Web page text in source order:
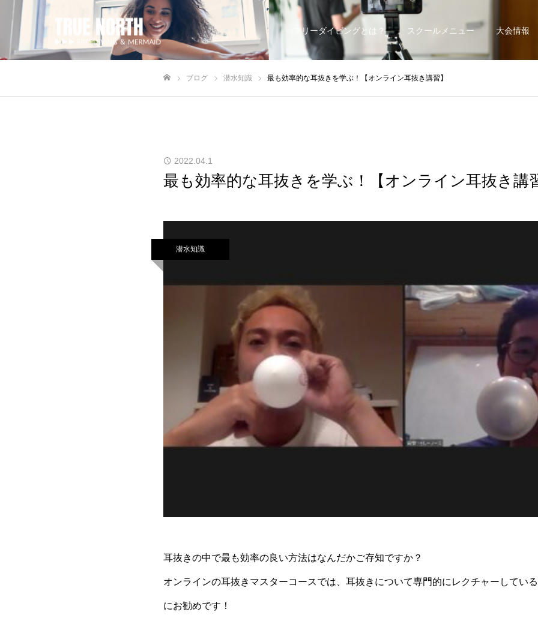
フリーダイビングとは？ スクールメニュー 大会情報
ブログ 潜水知識 最も効率的な耳抜きを学ぶ！【オンライン耳抜き講習】
2022.04.1
最も効率的な耳抜きを学ぶ！【オンライン耳抜き講
潜水知識
耳抜きの中で最も効率の良い方法はなんだかご存知ですか？
オンラインの耳抜きマスターコースでは、耳抜きについて専門的にレクチャーしてい
にお勧めです！